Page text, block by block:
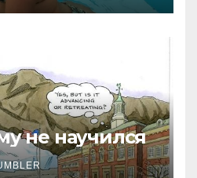
не научился